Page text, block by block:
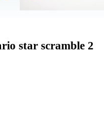
star scramble 2